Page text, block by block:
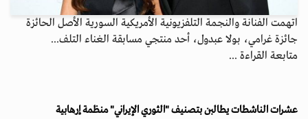
اتهمت الفنانة والنجمة التلفزيونية الأمريكية السورية الأصل الحائزة
جائزة غرامي، بولا عبدول، أحد منتجي مسابقة الغناء التلف...
متابعة القراءة ...
عشرات الناشطات يطالبن بتصنيف "الثوري الإيراني" منظمة إرهابية